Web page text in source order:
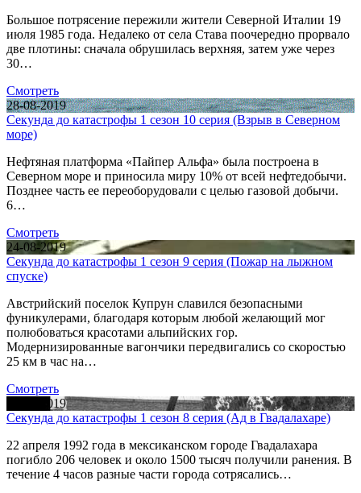
Большое потрясение пережили жители Северной Италии 19
июля 1985 года. Недалеко от села Става поочередно прорвало
две плотины: сначала обрушилась верхняя, затем уже через
30…
Смотреть
28-08-2019
Секунда до катастрофы 1 сезон 10 серия (Взрыв в Северном
море)
Нефтяная платформа «Пайпер Альфа» была построена в
Северном море и приносила миру 10% от всей нефтедобычи.
Позднее часть ее переоборудовали с целью газовой добычи.
6…
Смотреть
24-08-2019
Секунда до катастрофы 1 сезон 9 серия (Пожар на лыжном
спуске)
Австрийский поселок Купрун славился безопасными
фуникулерами, благодаря которым любой желающий мог
полюбоваться красотами альпийских гор.
Модернизированные вагончики передвигались со скоростью
25 км в час на…
Смотреть
20-08-2019
Секунда до катастрофы 1 сезон 8 серия (Ад в Гвадалахаре)
22 апреля 1992 года в мексиканском городе Гвадалахара
погибло 206 человек и около 1500 тысяч получили ранения. В
течение 4 часов разные части города сотрясались…